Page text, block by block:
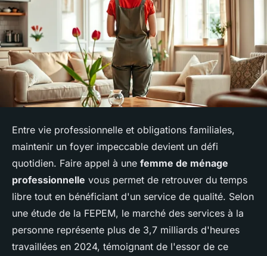
Entre vie professionnelle et obligations familiales,
maintenir un foyer impeccable devient un défi
quotidien. Faire appel à une femme de ménage
professionnelle vous permet de retrouver du temps
libre tout en bénéficiant d'un service de qualité. Selon
une étude de la FEPEM, le marché des services à la
personne représente plus de 3,7 milliards d'heures
travaillées en 2024, témoignant de l'essor de ce